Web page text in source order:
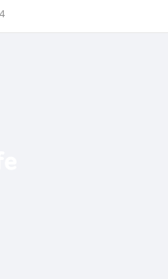
조회수
4